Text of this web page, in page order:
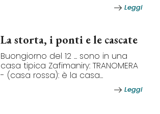
Leggi
La storta, i ponti e le cascate
Buongiorno del 12 ... sono in una
casa tipica Zafimaniry: TRANOMERA
- (casa rossa): è la casa...
Leggi